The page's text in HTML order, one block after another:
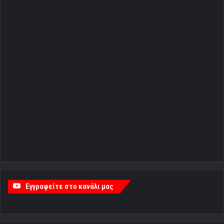
Εγγραφείτε στο κανάλι μας